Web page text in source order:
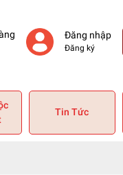
Đăng nhập
Đăng ký
Tin Tức